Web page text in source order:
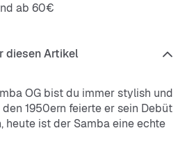
ab 60€
diesen Artikel
OG bist du immer stylish und
1950ern feierte er sein Debüt
heute ist der Samba eine echte
Version kommt mit einem
und Wildleder in klassischen